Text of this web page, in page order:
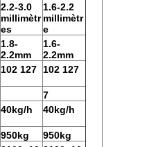
2.2-3.0
millimètr
es
1.6-2.2
millimètr
e
1.8-
2.2mm
1.6-
2.2mm
102 127 102 127
7
40kg/h 40kg/h
950kg
950kg